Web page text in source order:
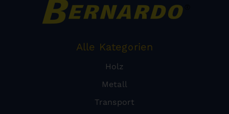
Alle Kategorien
Holz
Metall
Transport